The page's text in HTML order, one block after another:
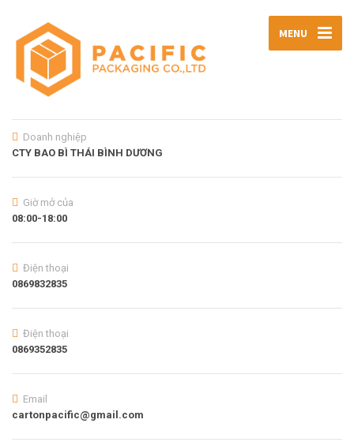
MENU
Doanh nghiệp
CTY BAO BÌ THÁI BÌNH DƯƠNG
Giờ mở của
08:00-18:00
Điện thoại
0869832835
Điện thoại
0869352835
Email
cartonpacific@gmail.com